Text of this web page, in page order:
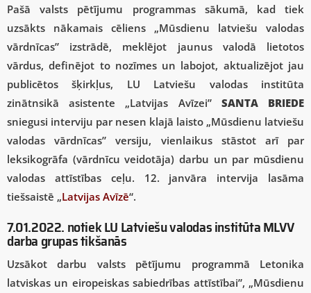
Pašā valsts pētījumu programmas sākumā, kad tiek
uzsākts nākamais cēliens „Mūsdienu latviešu valodas
vārdnīcas” izstrādē, meklējot jaunus valodā lietotos
vārdus, definējot to nozīmes un labojot, aktualizējot jau
publicētos šķirkļus, LU Latviešu valodas institūta
zinātnsikā asistente „Latvijas Avīzei” SANTA BRIEDE
sniegusi interviju par nesen klajā laisto „Mūsdienu latviešu
valodas vārdnīcas” versiju, vienlaikus stāstot arī par
leksikogrāfa (vārdnīcu veidotāja) darbu un par mūsdienu
valodas attīstības ceļu. 12. janvāra intervija lasāma
tiešsaistē „Latvijas Avīzē“.
7.01.2022. notiek LU Latviešu valodas institūta MLVV
darba grupas tikšanās
Uzsākot darbu valsts pētījumu programmā Letonika
latviskas un eiropeiskas sabiedrības attīstībai”, „Mūsdienu